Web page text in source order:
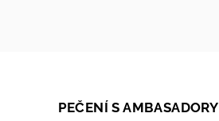
PEČENÍ S AMBASADORY